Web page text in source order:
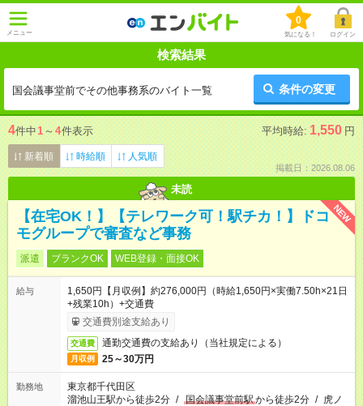
メニュー
0
気になる！ ログイン
検索結果
国会議事堂前でその他事務系のバイト一覧 条件の変更
4件中1 ～ 4件表示 平均時給: 1,550 円
新着順 時給順 人気順
掲載日：2026.08.06
未読
NEW
【在宅OK！】【テレワーク可！駅チカ！】ドコ
モグループで審査など事務
派遣 ブランクOK WEB登録・面接OK
給与
1,650円【月収例】約276,000円（時給1,650円×実働7.50h×21日
+残業10h）+交通費
交通費別途支給あり
交通費 通勤交通費の支給あり（当社規定による）
月収例 25～30万円
勤務地
東京都千代田区
溜池山王駅から徒歩2分 / 国会議事堂前駅から徒歩2分 / 虎ノ